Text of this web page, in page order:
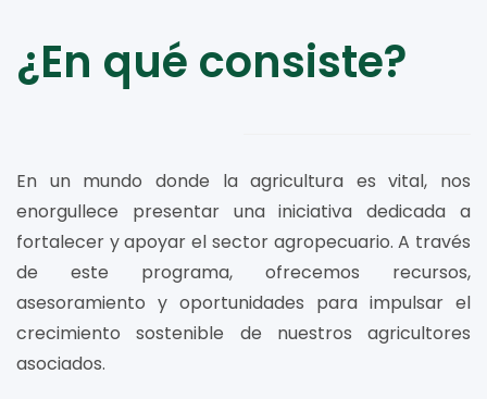
¿En qué consiste?
En un mundo donde la agricultura es vital, nos
enorgullece presentar una iniciativa dedicada a
fortalecer y apoyar el sector agropecuario. A través
de este programa, ofrecemos recursos,
asesoramiento y oportunidades para impulsar el
crecimiento sostenible de nuestros agricultores
asociados.